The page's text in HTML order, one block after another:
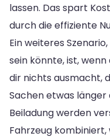
lassen. Das spart
durch die effiziente
Ein weiteres
sein könnte, ist,
dir nichts ausmacht,
Sachen etwas länger
Beiladung werden
Fahrzeug